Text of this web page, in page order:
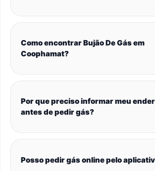
Como encontrar Bujão De Gás em
Coophamat?
Por que preciso informar meu
antes de pedir gás?
Posso pedir gás online pelo